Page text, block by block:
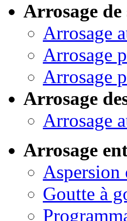
Arrosage de
Arrosage
Arrosage
Arrosage
Arrosage
Arrosage
Arrosage
Aspersion
Goutte à